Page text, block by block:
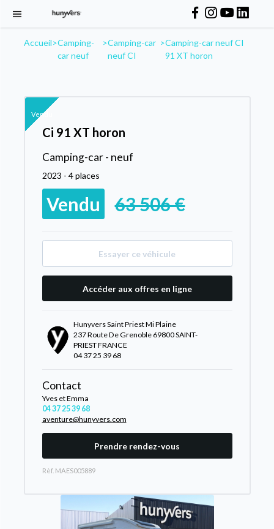
Accueil>Camping-
car neuf
>Camping-car
neuf CI
>Camping-car neuf CI
91 XT horon
Vendu
Ci 91 XT horon
Camping-car - neuf
2023 - 4 places
Vendu 63 506 €
Essayer ce véhicule
Accéder aux offres en ligne
Hunyvers Saint Priest Mi Plaine
237 Route De Grenoble 69800 SAINT-
PRIEST FRANCE
04 37 25 39 68
Contact
Yves et Emma
04 37 25 39 68
aventure@hunyvers.com
Prendre rendez-vous
Rèf. MAES005889